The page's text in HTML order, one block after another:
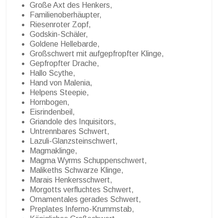
Große Axt des Henkers,
Familienoberhäupter,
Riesenroter Zopf,
Godskin-Schäler,
Goldene Hellebarde,
Großschwert mit aufgepfropfter Klinge,
Gepfropfter Drache,
Hallo Scythe,
Hand von Malenia,
Helpens Steepie,
Hornbogen,
Eisrindenbeil,
Griandole des Inquisitors,
Untrennbares Schwert,
Lazuli-Glanzsteinschwert,
Magmaklinge,
Magma Wyrms Schuppenschwert,
Malikeths Schwarze Klinge,
Marais Henkersschwert,
Morgotts verfluchtes Schwert,
Ornamentales gerades Schwert,
Preplates Inferno-Krummstab,